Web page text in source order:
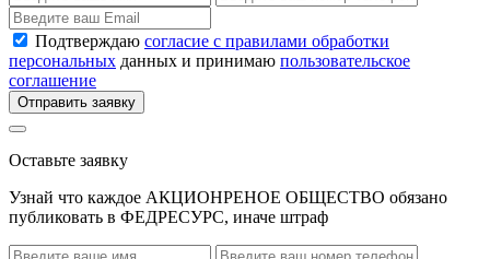
Подтверждаю согласие с правилами обработки
персональных данных и принимаю пользовательское
соглашение
Отправить заявку
Оставьте заявку
Узнай что каждое АКЦИОНРЕНОЕ ОБЩЕСТВО обязано
публиковать в ФЕДРЕСУРС, иначе штраф